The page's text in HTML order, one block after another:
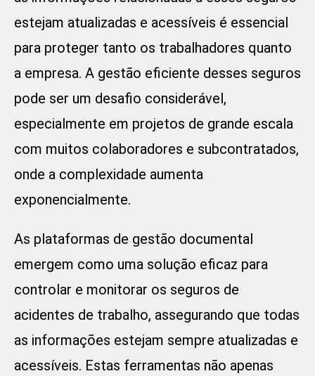
estejam atualizadas e acessíveis é essencial
para proteger tanto os trabalhadores quanto
a empresa. A gestão eficiente desses seguros
pode ser um desafio considerável,
especialmente em projetos de grande escala
com muitos colaboradores e subcontratados,
onde a complexidade aumenta
exponencialmente.
As plataformas de gestão documental
emergem como uma solução eficaz para
controlar e monitorar os seguros de
acidentes de trabalho, assegurando que todas
as informações estejam sempre atualizadas e
acessíveis. Estas ferramentas não apenas